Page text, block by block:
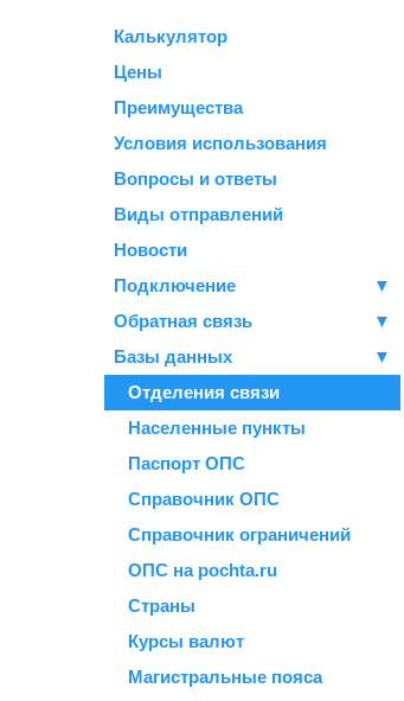
Калькулятор
Цены
Преимущества
Условия использования
Вопросы и ответы
Виды отправлений
Новости
Подключение
▼
Обратная связь
▼
Базы данных
▼
Отделения связи
Населенные пункты
Паспорт ОПС
Справочник ОПС
Справочник ограничений
ОПС на pochta.ru
Страны
Курсы валют
Магистральные пояса